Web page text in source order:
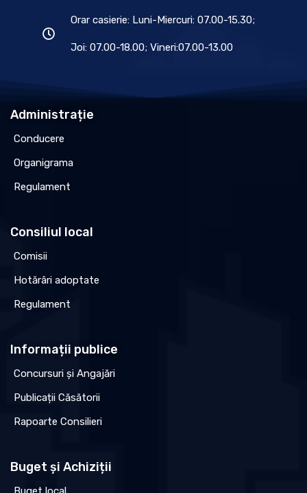
Orar casierie: Luni-Miercuri: 07.00-15.30;
Joi: 07.00-18.00; Vineri:07.00-13.00
Administrație
Conducere
Organigrama
Regulament
Consiliul local
Comisii
Hotărâri adoptate
Regulament
Informații publice
Concursuri și Angajări
Publicații Căsătorii
Rapoarte Consilieri
Buget și Achiziții